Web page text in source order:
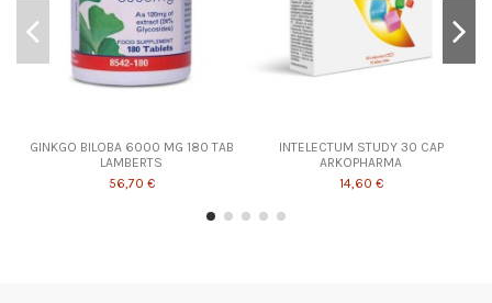
GINKGO BILOBA 6000 MG 180 TAB
LAMBERTS
56,70 €
INTELECTUM STUDY 30 CAP
ARKOPHARMA
14,60 €